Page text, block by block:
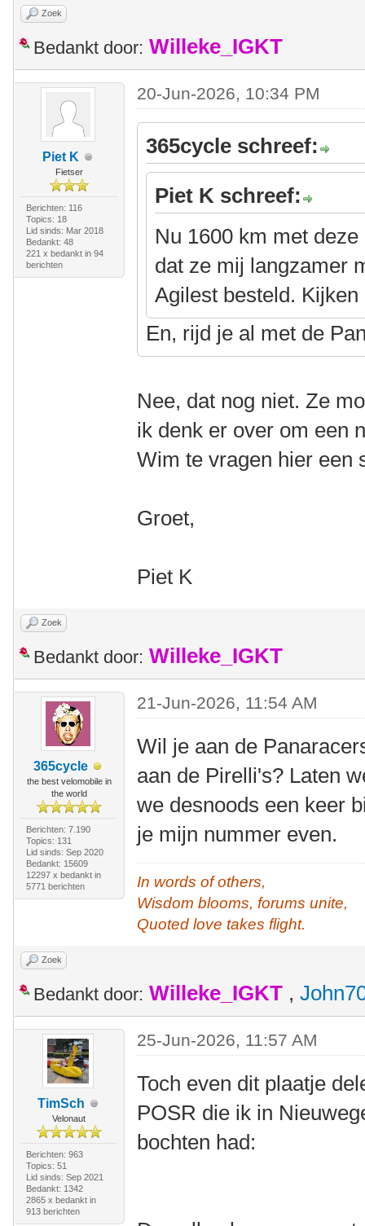
Zoek
Bedankt door: Willeke_IGKT
Piet K
Fietser
Berichten: 116
Topics: 18
Lid sinds: Mar 2018
Bedankt: 48
221 x bedankt in 94
berichten
20-Jun-2026, 10:34 PM
365cycle schreef:
Piet K schreef:
Nu 1600 km met
dat ze mij langzamer
Agilest besteld.
En, rijd je al met de
Nee, dat nog niet. Ze
ik denk er over om een
Wim te vragen hier een
Groet,
Piet K
Zoek
Bedankt door: Willeke_IGKT
365cycle
the best velomobile in
the world
Berichten: 7.190
Topics: 131
Lid sinds: Sep 2020
Bedankt: 15609
12297 x bedankt in
5771 berichten
21-Jun-2026, 11:54 AM
Wil je aan de
aan de Pirelli's? Laten
we desnoods een keer
je mijn nummer even.
In words of others,
Wisdom blooms, forums unite,
Quoted love takes flight.
Zoek
Bedankt door: Willeke_IGKT ,
TimSch
Velonaut
Berichten: 963
Topics: 51
Lid sinds: Sep 2021
Bedankt: 1342
2865 x bedankt in
913 berichten
25-Jun-2026, 11:57 AM
Toch even dit plaatje
POSR die ik in
bochten had: